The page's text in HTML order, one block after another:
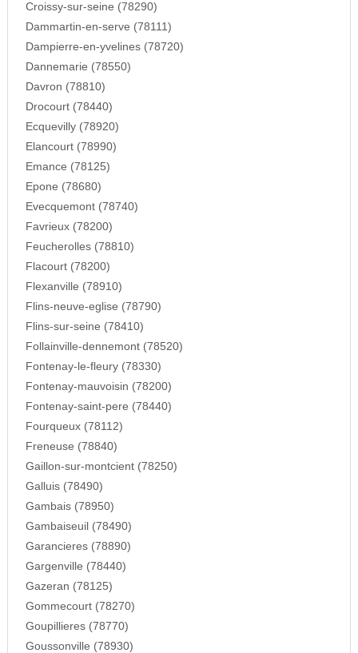
Croissy-sur-seine (78290)
Dammartin-en-serve (78111)
Dampierre-en-yvelines (78720)
Dannemarie (78550)
Davron (78810)
Drocourt (78440)
Ecquevilly (78920)
Elancourt (78990)
Emance (78125)
Epone (78680)
Evecquemont (78740)
Favrieux (78200)
Feucherolles (78810)
Flacourt (78200)
Flexanville (78910)
Flins-neuve-eglise (78790)
Flins-sur-seine (78410)
Follainville-dennemont (78520)
Fontenay-le-fleury (78330)
Fontenay-mauvoisin (78200)
Fontenay-saint-pere (78440)
Fourqueux (78112)
Freneuse (78840)
Gaillon-sur-montcient (78250)
Galluis (78490)
Gambais (78950)
Gambaiseuil (78490)
Garancieres (78890)
Gargenville (78440)
Gazeran (78125)
Gommecourt (78270)
Goupillieres (78770)
Goussonville (78930)